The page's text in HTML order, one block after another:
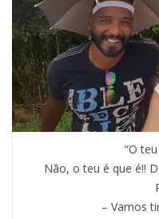
“O
Não, o teu é que é!!
– Vamos